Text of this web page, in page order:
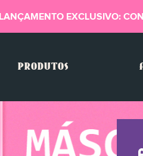
LANÇAMENTO EXCLUSIVO:
PRODUTOS